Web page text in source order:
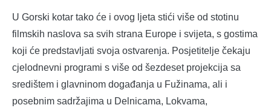
U Gorski kotar tako će i ovog ljeta stići više od stotinu
filmskih naslova sa svih strana Europe i svijeta, s gostima
koji će predstavljati svoja ostvarenja. Posjetitelje čekaju
cjelodnevni programi s više od šezdeset projekcija sa
središtem i glavninom događanja u Fužinama, ali i
posebnim sadržajima u Delnicama, Lokvama,